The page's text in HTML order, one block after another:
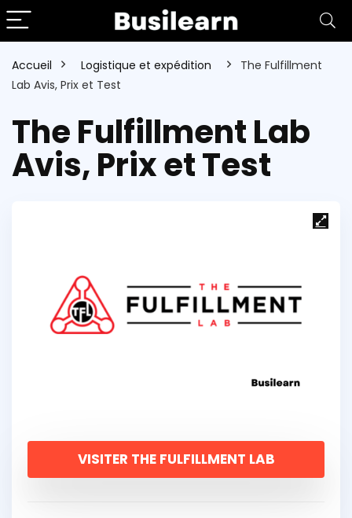
Accueil Logistique et expédition
The Fulfillment
Lab Avis, Prix et Test
The Fulfillment Lab
Avis, Prix et Test
VISITER THE FULFILLMENT LAB